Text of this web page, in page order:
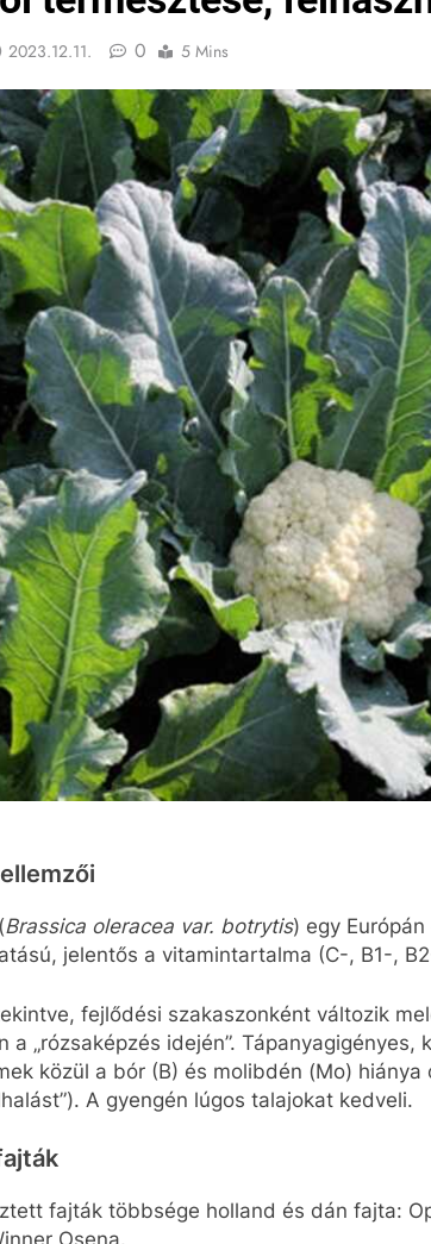
2023.12.11. 0 5 Mins
Brassica oleracea var. botrytis) egy
jelentős a vitamintartalma (C-, B1-,
fejlődési szakaszonként változik
a „rózsaképzés idején”.
közül a bór (B) és molibdén (Mo)
A gyengén lúgos talajokat kedveli.
fajták többsége holland és dán fajta:
Osena.